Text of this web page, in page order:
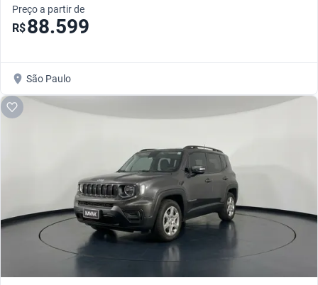
Preço a partir de
R$88.599
São Paulo